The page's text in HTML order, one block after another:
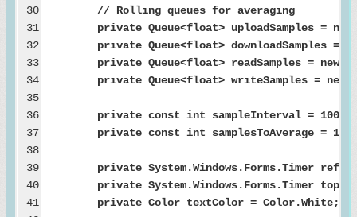
30
31
32
33
34
35
36
37
38
39
40
41
// Rolling queues for averaging
private Queue<float> uploadSamples = new
private Queue<float> downloadSamples =
private Queue<float> readSamples = new
private Queue<float> writeSamples = new
private const int sampleInterval =
private const int samplesToAverage =
private System.Windows.Forms.Timer
private System.Windows.Forms.Timer
private Color textColor = Color.White;